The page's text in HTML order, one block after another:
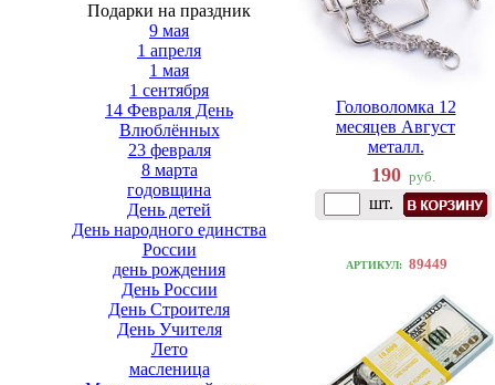
Подарки на праздник
9 мая
1 апреля
1 мая
1 сентября
14 Февраля День
Влюблённых
23 февраля
8 марта
годовщина
День детей
День народного единства
России
день рождения
День России
День Строителя
День Учителя
Лето
масленица
Головоломка 12
месяцев Август
металл.
190 руб.
шт.
АРТИКУЛ: 89449